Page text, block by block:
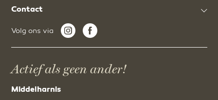
Contact
Volg ons via
Actief als geen ander!
Middelharnis